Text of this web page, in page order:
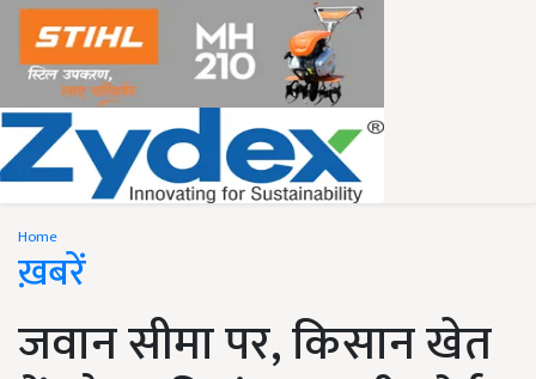
Home
ख़बरें
जवान सीमा पर, किसान खेत